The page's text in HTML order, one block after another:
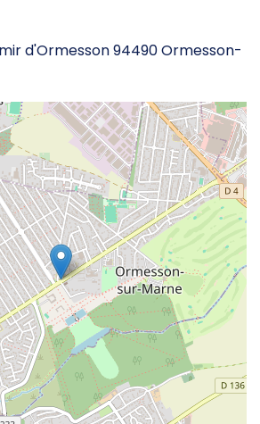
d'Ormesson 94490 Ormesson-